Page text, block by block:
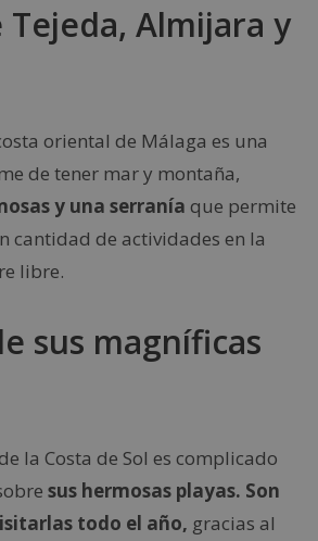
Tejeda, Almijara y
oriental de Málaga es una
de tener mar y montaña,
y una serranía que permite
cantidad de actividades en la
libre.
sus magníficas
la Costa de Sol es complicado
sus hermosas playas. Son
todo el año, gracias al